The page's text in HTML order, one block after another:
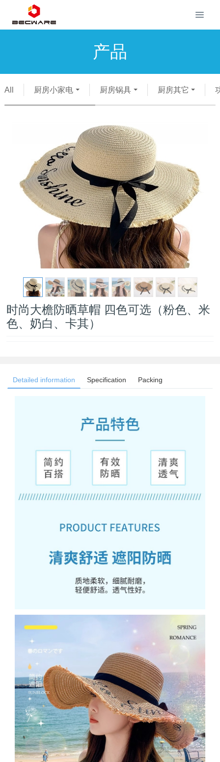
产品
All 厨房小家电 厨房锅具 厨房其它
时尚大檐防晒草帽 四色可选（粉色、米
色、奶白、卡其）
Detailed information Specification Packing